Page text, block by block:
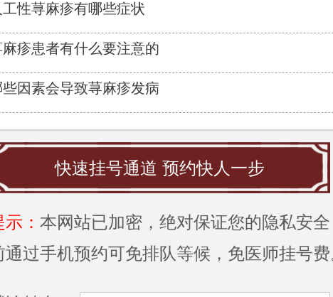
工性荨麻疹有哪些症状
麻疹患者有什么要注意的
些因素会导致荨麻疹发病
快速挂号通道 预约快人一步
： 本网站已加密，绝对保证您的隐私安
通过手机预约可免排队等候，免医师挂号费